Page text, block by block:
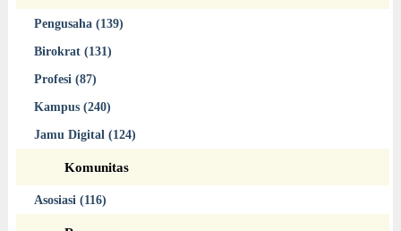
Pengusaha (139)
Birokrat (131)
Profesi (87)
Kampus (240)
Jamu Digital (124)
Komunitas
Asosiasi (116)